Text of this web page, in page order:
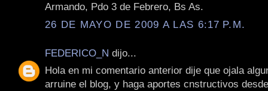
Armando, Pdo 3 de Febrero, Bs As.
26 DE MAYO DE 2009 A LAS 6:17 P.M.
FEDERICO_N dijo...
Hola en mi comentario anterior dije que ojala
arruine el blog, y haga aportes cnstructivos